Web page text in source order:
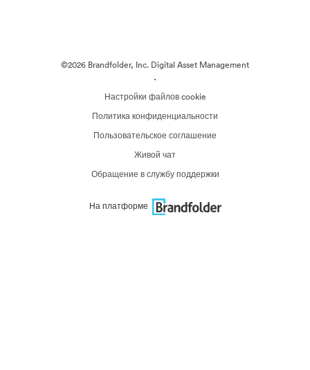
©2026 Brandfolder, Inc. Digital Asset Management
·
Настройки файлов cookie
Политика конфиденциальности
Пользовательское соглашение
Живой чат
Обращение в службу поддержки
На платформе